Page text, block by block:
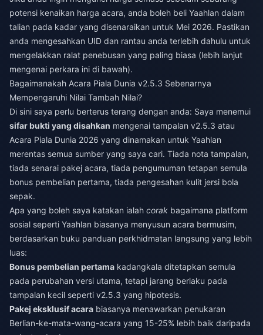
potensi kenaikan harga acara, anda boleh beli Yaahlan dalam
talian pada kadar yang disenaraikan untuk Mei 2026. Pastikan
anda mengesahkan UID dan rantau anda terlebih dahulu untuk
mengelakkan ralat penebusan yang paling biasa (lebih lanjut
mengenai perkara ini di bawah).
Bagaimanakah Acara Piala Dunia v2.5.3 Sebenarnya
Mempengaruhi Nilai Tambah Nilai?
Di sini saya perlu berterus terang dengan anda: Saya menemui
sifar bukti yang disahkan mengenai tampalan v2.5.3 atau
Acara Piala Dunia 2026 yang dinamakan untuk Yaahlan
merentas semua sumber yang saya cari. Tiada nota tampalan,
tiada senarai pakej acara, tiada pengumuman tetapan semula
bonus pembelian pertama, tiada pengesahan kulit jersi bola
sepak.
Apa yang boleh saya katakan ialah corak bagaimana platform
sosial seperti Yaahlan biasanya menyusun acara bermusim,
berdasarkan buku panduan perkhidmatan langsung yang lebih
luas:
Bonus pembelian pertama kadangkala ditetapkan semula
pada perubahan versi utama, tetapi jarang berlaku pada
tampalan kecil seperti v2.5.3 yang hipotesis.
Pakej eksklusif acara biasanya menawarkan penukaran
Berlian-ke-mata-wang-acara yang 15-25% lebih baik daripada